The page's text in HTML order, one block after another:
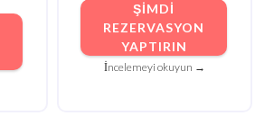
ŞIMDI
REZERVASYON
YAPTIRIN
İncelemeyi okuyun →